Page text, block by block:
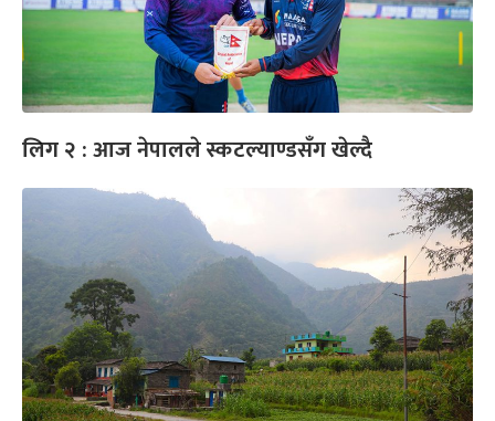
लिग २ : आज नेपालले स्कटल्याण्डसँग खेल्दै